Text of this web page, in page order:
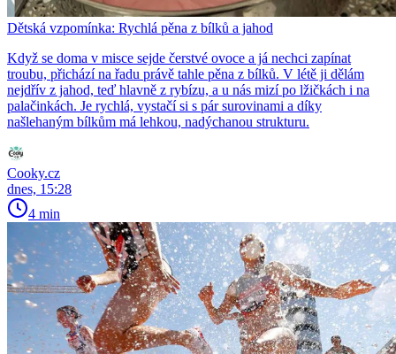
Dětská vzpomínka: Rychlá pěna z bílků a jahod
Když se doma v misce sejde čerstvé ovoce a já nechci zapínat
troubu, přichází na řadu právě tahle pěna z bílků. V létě ji dělám
nejdřív z jahod, teď hlavně z rybízu, a u nás mizí po lžičkách i na
palačinkách. Je rychlá, vystačí si s pár surovinami a díky
našlehaným bílkům má lehkou, nadýchanou strukturu.
Cooky.cz
dnes, 15:28
4 min